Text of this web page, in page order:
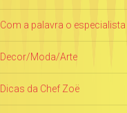
Com a palavra o especialista
Decor/Moda/Arte
Dicas da Chef Zoë